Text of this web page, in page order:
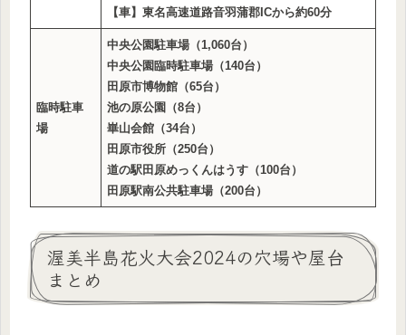
【車】東名高速道路音羽蒲郡ICから約60分
臨時駐車
場
中央公園駐車場（1,060台）
中央公園臨時駐車場（140台）
田原市博物館（65台）
池の原公園（8台）
崋山会館（34台）
田原市役所（250台）
道の駅田原めっくんはうす（100台）
田原駅南公共駐車場（200台）
渥美半島花火大会2024の穴場や屋台
まとめ